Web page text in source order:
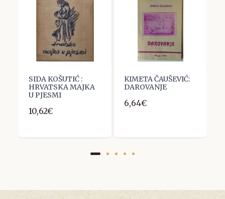
SIDA KOŠUTIĆ :
HRVATSKA MAJKA
U PJESMI
10,62€
KIMETA ČAUŠEVIĆ:
DAROVANJE
6,64€